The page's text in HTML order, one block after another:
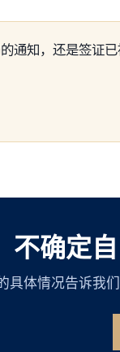
通知，还是签证
不确定
具体情况告诉我